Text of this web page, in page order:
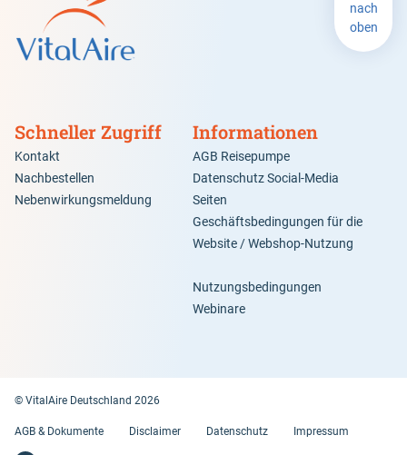
Schneller Zugriff
Kontakt
Nachbestellen
Nebenwirkungsmeldung
Informationen
AGB Reisepumpe
Datenschutz Social-Media
Seiten
Geschäftsbedingungen für die
Website / Webshop-Nutzung
Nutzungsbedingungen
Webinare
nach
oben
© VitalAire Deutschland 2026
AGB & Dokumente Disclaimer Datenschutz Impressum